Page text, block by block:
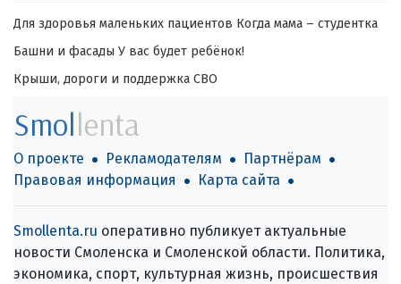
Для здоровья маленьких пациентов Когда мама – студентка
Башни и фасады У вас будет ребёнок!
Крыши, дороги и поддержка СВО
Smollenta
О проекте Рекламодателям
Партнёрам
Правовая информация
Карта сайта
Smollenta.ru оперативно публикует актуальные
новости Смоленска и Смоленской области. Политика,
экономика, спорт, культурная жизнь, происшествия